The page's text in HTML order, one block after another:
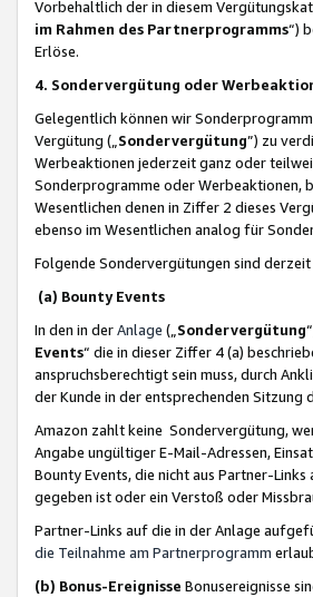
Vorbehaltlich der in diesem
im Rahmen des Partnerprogramms“)
Erlöse.
4. Sondervergütung oder
Gelegentlich können wir
Vergütung („ Sondervergütung”) zu
Werbeaktionen jederzeit ganz oder
Sonderprogramme oder Werbeaktionen,
Wesentlichen denen in Ziffer 2 dieses
ebenso im Wesentlichen analog für
Folgende Sondervergütungen sind
(a) Bounty Events
In den in derAnlage („ Sondervergütung
Events“ die in dieser Ziffer 4 (a)
anspruchsberechtigt sein muss, durch
der Kunde in der entsprechenden
Amazon zahlt keine Sondervergütung,
Angabe ungültiger E-Mail-Adressen,
Bounty Events, die nicht aus Partner-
gegeben ist oder ein Verstoß oder
Partner-Links auf die in der Anlage
die Teilnahme am Partnerprogramm
(b) Bonus-Ereignisse Bonusereignisse